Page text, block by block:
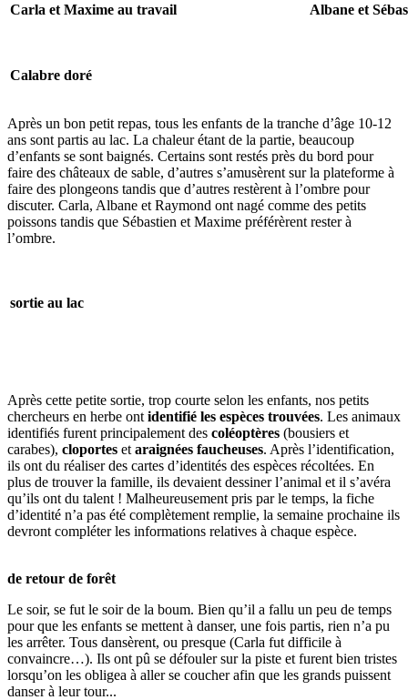
Carla et Maxime au travail Albane et
Calabre doré
Après un bon petit repas, tous les enfants de la tranche d’âge 10-12
ans sont partis au lac. La chaleur étant de la partie, beaucoup
d’enfants se sont baignés. Certains sont restés près du bord pour
faire des châteaux de sable, d’autres s’amusèrent sur la plateforme à
faire des plongeons tandis que d’autres restèrent à l’ombre pour
discuter. Carla, Albane et Raymond ont nagé comme des petits
poissons tandis que Sébastien et Maxime préférèrent rester à
l’ombre.
sortie au lac
Après cette petite sortie, trop courte selon les enfants, nos petits
chercheurs en herbe ont identifié les espèces trouvées. Les animaux
identifiés furent principalement des coléoptères (bousiers et
carabes), cloportes et araignées faucheuses. Après l’identification,
ils ont du réaliser des cartes d’identités des espèces récoltées. En
plus de trouver la famille, ils devaient dessiner l’animal et il s’avéra
qu’ils ont du talent ! Malheureusement pris par le temps, la fiche
d’identité n’a pas été complètement remplie, la semaine prochaine ils
devront compléter les informations relatives à chaque espèce.
de retour de forêt
Le soir, se fut le soir de la boum. Bien qu’il a fallu un peu de temps
pour que les enfants se mettent à danser, une fois partis, rien n’a pu
les arrêter. Tous dansèrent, ou presque (Carla fut difficile à
convaincre…). Ils ont pû se défouler sur la piste et furent bien tristes
lorsqu’on les obligea à aller se coucher afin que les grands puissent
danser à leur tour...